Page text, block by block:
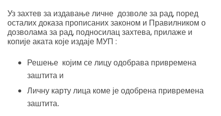
Уз захтев за издавање личне дозволе за рад, поред
осталих доказа прописаних законом и Правилником о
дозволама за рад, подносилац захтева, прилаже и
копије аката које издаје МУП :
Решење којим се лицу одобрава привремена
заштита и
Личну карту лица коме је одобрена привремена
заштита.